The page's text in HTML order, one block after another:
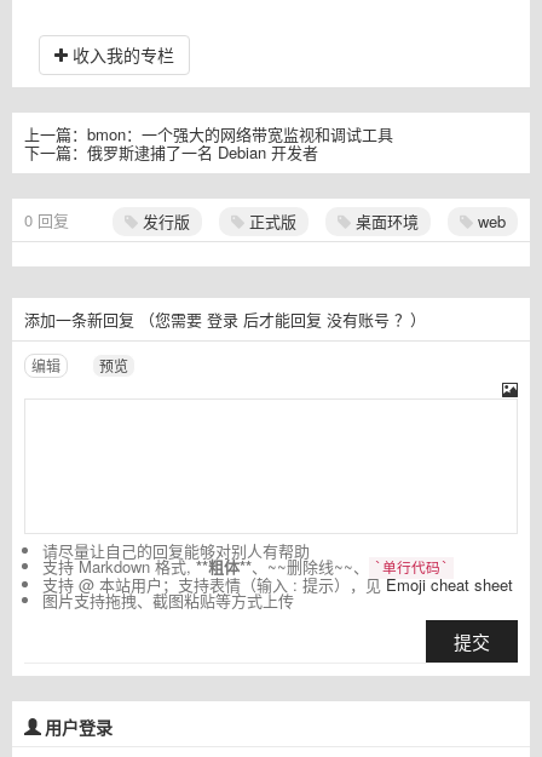
收入我的专栏
上一篇： bmon：一个强大的网络带宽监视和调试工具
下一篇： 俄罗斯逮捕了一名 Debian 开发者
发行版 正式版 桌面环境 web
0 回复
添加一条新回复 （您需要 登录 后才能回复 没有账号 ？）
编辑 预览
请尽量让自己的回复能够对别人有帮助
支持 Markdown 格式,**粗体**、~~删除线~~、 `单行代码`
支持 @ 本站用户；支持表情（输入 : 提示），见 Emoji cheat sheet
图片支持拖拽、截图粘贴等方式上传
提交
用户登录